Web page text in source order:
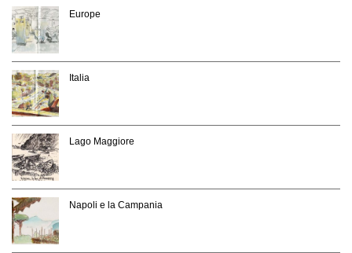
Europe
Italia
Lago Maggiore
Napoli e la Campania